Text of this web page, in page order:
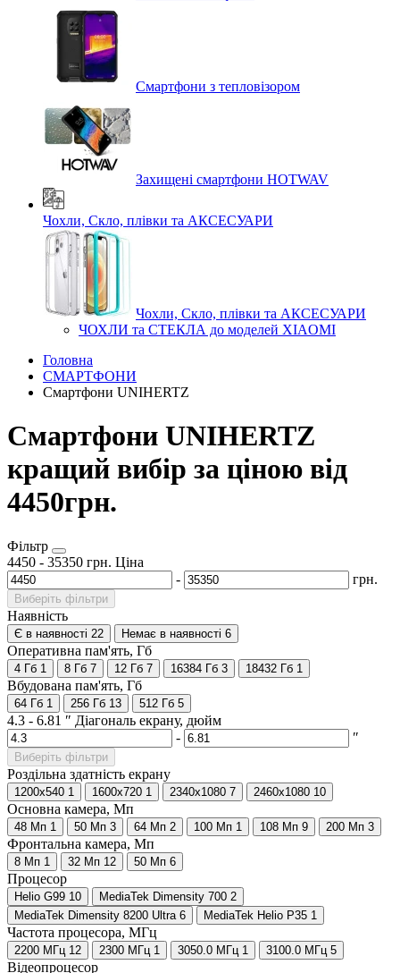
Смартфони з тепловізором
Захищені смартфони HOTWAV
Чохли, Скло, плівки та АКСЕСУАРИ
Чохли, Скло, плівки та АКСЕСУАРИ
ЧОХЛИ та СТЕКЛА до моделей XIAOMI
Головна
СМАРТФОНИ
Смартфони UNIHERTZ
Смартфони UNIHERTZ
кращий вибір за ціною від
4450грн.
Фільтр
4450 - 35350 грн. Ціна
-
грн.
Виберіть фільтри
Наявність
Є в наявності 22 Немає в наявності 6
Оперативна пам'ять, Гб
4 Гб 1 8 Гб 7 12 Гб 7 16384 Гб 3 18432 Гб 1
Вбудована пам'ять, Гб
64 Гб 1 256 Гб 13 512 Гб 5
4.3 - 6.81 ″ Діагональ екрану, дюйм
-
″
Виберіть фільтри
Роздільна здатність екрану
1200x540 1 1600x720 1 2340x1080 7 2460x1080 10
Основна камера, Мп
48 Мп 1 50 Мп 3 64 Мп 2 100 Мп 1 108 Мп 9 200 Мп 3
Фронтальна камера, Мп
8 Мп 1 32 Мп 12 50 Мп 6
Процесор
Helio G99 10 MediaTek Dimensity 700 2
MediaTek Dimensity 8200 Ultra 6 MediaTek Helio P35 1
Частота процесора, МГц
2200 МГц 12 2300 МГц 1 3050.0 МГц 1 3100.0 МГц 5
Відеопроцесор